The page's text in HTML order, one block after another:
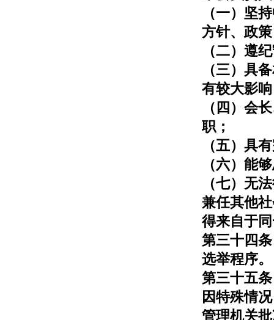
（一）坚
方针、政
（二）遵
（三）具
有较大影
（四）会
职；
（五）具
（六）能
（七）无
兼任其他
得来自于
第三十四
选举程序。
第三十五
因特殊情
管理机关